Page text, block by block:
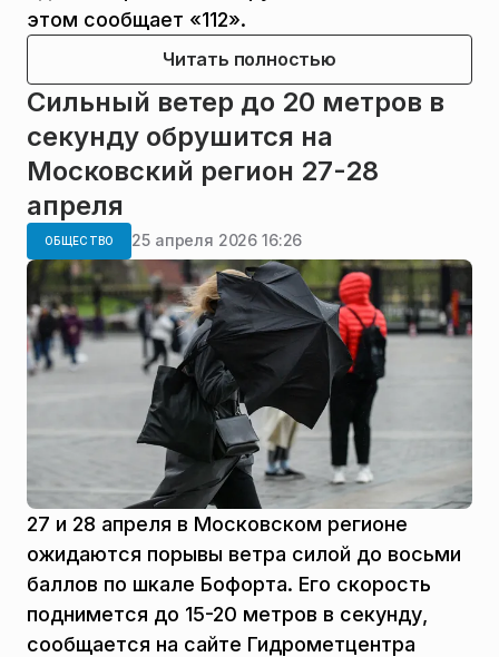
этом сообщает «112».
Читать полностью
Сильный ветер до 20 метров в
секунду обрушится на
Московский регион 27-28
апреля
ОБЩЕСТВО 25 апреля 2026 16:26
27 и 28 апреля в Московском регионе
ожидаются порывы ветра силой до восьми
баллов по шкале Бофорта. Его скорость
поднимется до 15-20 метров в секунду,
сообщается на сайте Гидрометцентра